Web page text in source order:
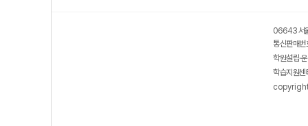
06643 서
통신판매
학원설립·
학습지원